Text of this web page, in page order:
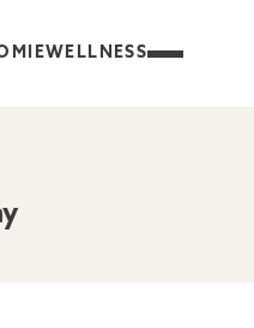
WELLNESS